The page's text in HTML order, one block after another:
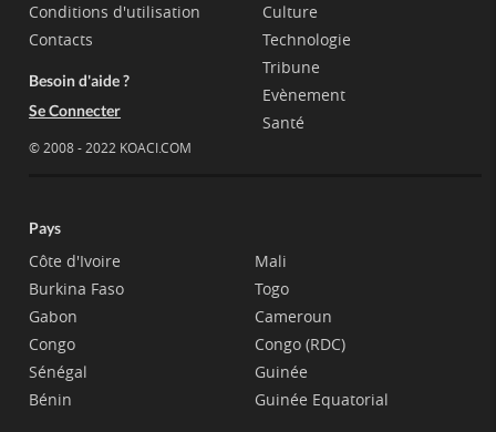
Conditions d'utilisation
Contacts
Besoin d'aide ?
Se Connecter
© 2008 - 2022 KOACI.COM
Culture
Technologie
Tribune
Evènement
Santé
Pays
Côte d'Ivoire
Burkina Faso
Gabon
Congo
Sénégal
Bénin
Mali
Togo
Cameroun
Congo (RDC)
Guinée
Guinée Equatorial